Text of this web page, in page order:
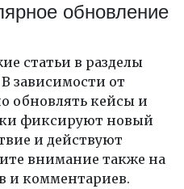
обновление
статьи в разделы
зависимости от
кейсы и
фиксируют новый
и действуют
внимание также на
и комментариев.